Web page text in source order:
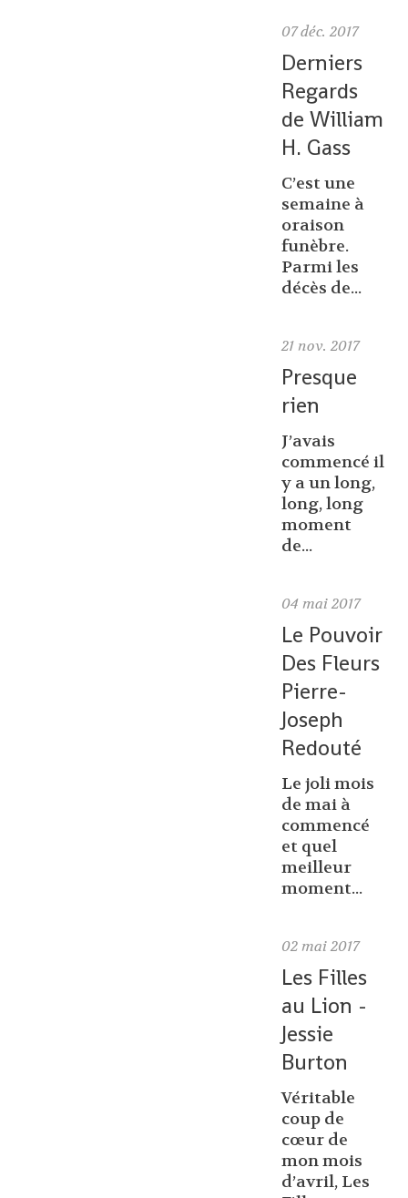
07 déc. 2017
Derniers
Regards
de William
H. Gass
C’est une
semaine à
oraison
funèbre.
Parmi les
décès de...
21 nov. 2017
Presque
rien
J’avais
commencé il
y a un long,
long, long
moment
de...
04 mai 2017
Le Pouvoir
Des Fleurs
Pierre-
Joseph
Redouté
Le joli mois
de mai à
commencé
et quel
meilleur
moment...
02 mai 2017
Les Filles
au Lion -
Jessie
Burton
Véritable
coup de
cœur de
mon mois
d’avril, Les